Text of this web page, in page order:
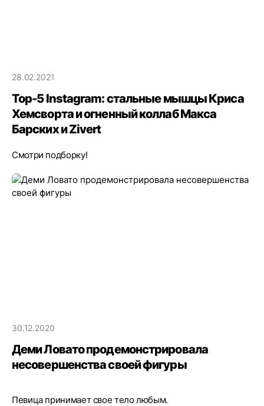
28.02.2021
Top-5 Instagram: стальные мышцы Криса
Хемсворта и огненный коллаб Макса
Барских и Zivert
Смотри подборку!
30.12.2020
Деми Ловато продемонстрировала
несовершенства своей фигуры
Певица принимает свое тело любым.